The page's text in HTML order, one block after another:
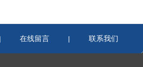
在线留言 | 联系我们